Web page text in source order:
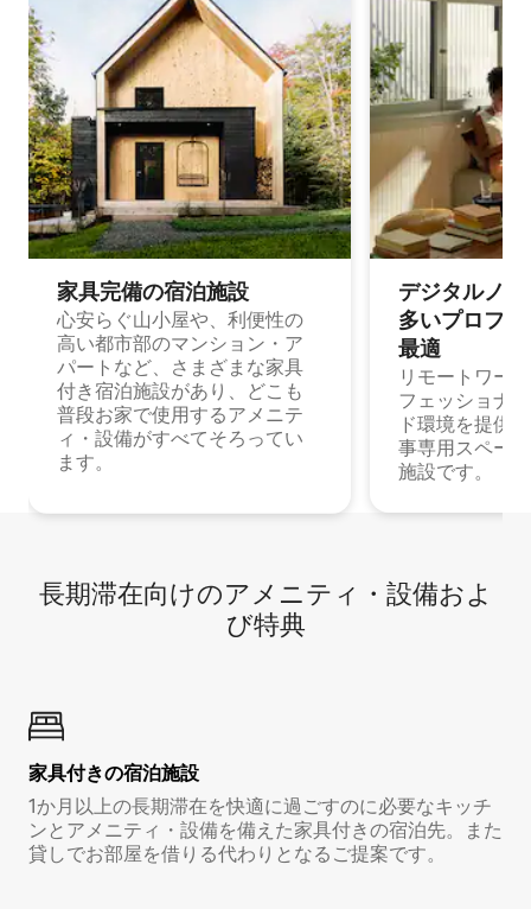
家具完備の宿⁠泊⁠施⁠設
心安らぐ山小屋や、利便性の
高い都市部のマンション・ア
パートなど、さまざまな家具
付き宿泊施設があり、どこも
普段お家で使用するアメニテ
ィ・設備がすべてそろってい
ます。
デジタルノ
多⁠いプ⁠ロ⁠フ⁠
最⁠適
リモートワー
フェッショナ
ド環境を提供
事専用スペー
施設です。
長期滞在向け⁠のア⁠メ⁠ニ⁠テ⁠ィ⁠・設⁠備⁠およ
び特⁠典
家具付き⁠の宿⁠泊⁠施⁠設
1か月以上の長期滞在を快適に過ごすのに必要なキッチ
ンとアメニティ・設備を備えた家具付きの宿泊先。また
貸しでお部屋を借りる代わりとなるご提案です。